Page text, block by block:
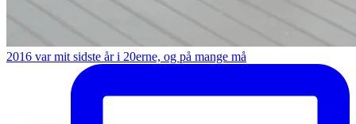
2016 var mit sidste år i 20erne, og på mange må